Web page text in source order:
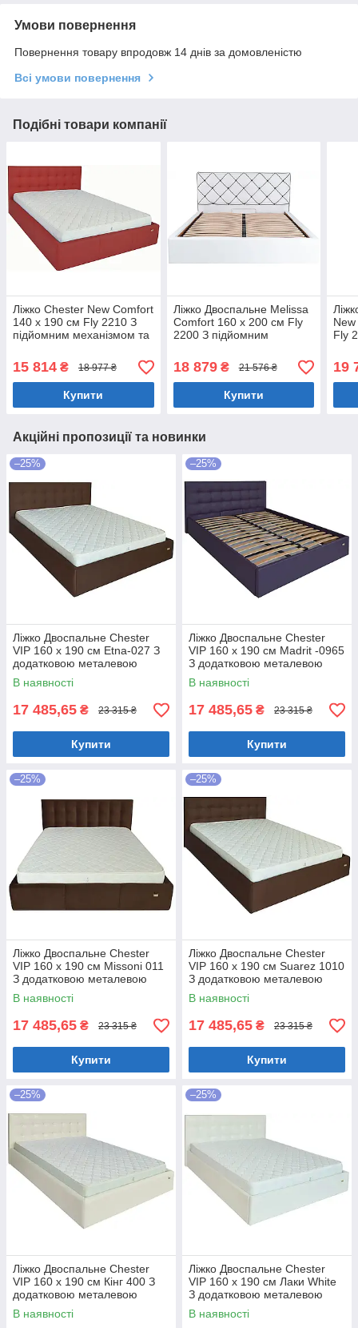
Умови повернення
Повернення товару впродовж 14 днів за домовленістю
Всі умови повернення
Подібні товари компанії
Ліжко Chester New Comfort
140 х 190 см Fly 2210 З
підйомним механізмом та
Червоний
15 814 ₴ 18 977 ₴
Купити
Ліжко Двоспальне Melissa
Comfort 160 х 200 см Fly
2200 З підйомним
білизни Білий
18 879₴ 21 576 ₴
Купити
Fly
19
Акційні пропозиції та новинки
–25%
Ліжко Двоспальне Chester
VIP 160 х 190 см Etna-027 З
додатковою металевою
цільнозварною рамою
Коричневий
В наявності
17 485,65 ₴ 23 315 ₴
Купити
–25%
Ліжко Двоспальне Chester
VIP 160 х 190 см Madrit -0965
З додатковою металевою
цільнозварною рамою
Фіолетовий
В наявності
17 485,65 ₴ 23 315 ₴
Купити
–25%
Ліжко Двоспальне Chester
VIP 160 х 190 см Missoni 011
З додатковою металевою
цільнозварною рамою
Темно-коричневий
В наявності
17 485,65 ₴ 23 315 ₴
Купити
–25%
Ліжко Двоспальне Chester
VIP 160 х 190 см Suarez 1010
З додатковою металевою
цільнозварною рамою
Коричневий
В наявності
17 485,65 ₴ 23 315 ₴
Купити
–25%
Ліжко Двоспальне Chester
VIP 160 х 190 см Кінг 400 З
додатковою металевою
цільнозварною рамою C1
Білий
В наявності
–25%
Ліжко Двоспальне Chester
VIP 160 х 190 см Лаки White
З додатковою металевою
цільнозварною рамою Білий
В наявності